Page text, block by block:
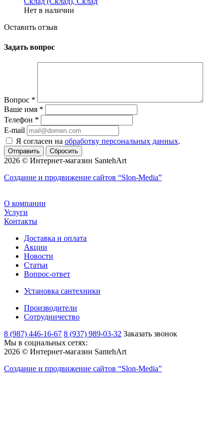
Нет в наличии
Оставить отзыв
Задать вопрос
Вопрос *
Ваше имя *
Телефон *
E-mail
Я согласен на обработку персональных данных.
Сбросить
2026 © Интернет-магазин SantehArt
Создание и продвижение сайтов “Slon-Media”
О компании
Услуги
Контакты
Доставка и оплата
Акции
Новости
Статьи
Вопрос-ответ
Установка сантехники
Производители
Сотрудничество
8 (987) 446-16-67 8 (937) 989-03-32 Заказать звонок
Мы в социальных сетях:
2026 © Интернет-магазин SantehArt
Создание и продвижение сайтов “Slon-Media”